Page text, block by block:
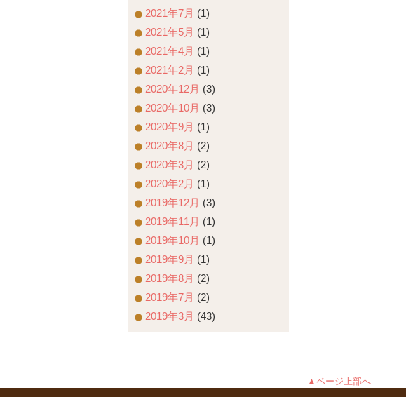
2021年7月 (1)
2021年5月 (1)
2021年4月 (1)
2021年2月 (1)
2020年12月 (3)
2020年10月 (3)
2020年9月 (1)
2020年8月 (2)
2020年3月 (2)
2020年2月 (1)
2019年12月 (3)
2019年11月 (1)
2019年10月 (1)
2019年9月 (1)
2019年8月 (2)
2019年7月 (2)
2019年3月 (43)
▲ページ上部へ